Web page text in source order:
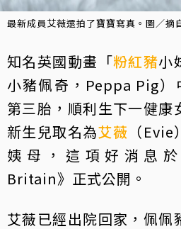
最新成員艾薇還拍了寶寶寫真。圖／摘
知名英國動畫「粉紅豬小
小豬佩奇，Peppa Pig
第三胎，順利生下一健康
新生兒取名為艾薇 （
姨母，這項好消息於
Britain》正式公開。
艾薇已經出院回家，佩佩